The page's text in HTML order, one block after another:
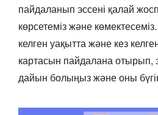
пайдаланып эссені қалай
көрсетеміз және
келген уақытта және кез
картасын пайдалана отырып,
дайын болыңыз және оны